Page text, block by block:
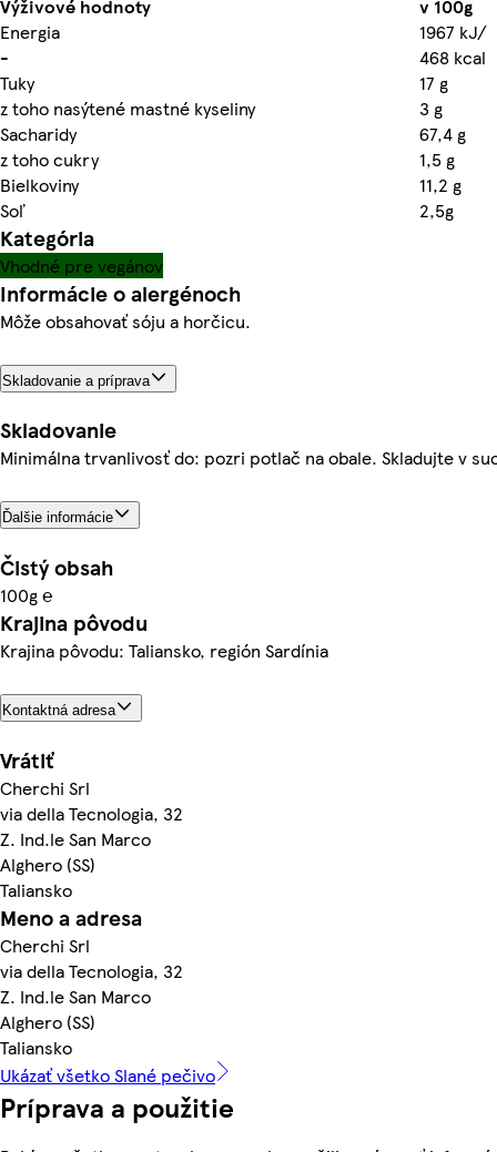
Výživové hodnoty
v 100g
Energia
1967 kJ/
-
468 kcal
Tuky
17 g
z toho nasýtené mastné kyseliny
3 g
Sacharidy
67,4 g
z toho cukry
1,5 g
Bielkoviny
11,2 g
Soľ
2,5g
Kategória
Vhodné pre vegánov
Informácie o alergénoch
Môže obsahovať sóju a horčicu.
Skladovanie a príprava
Skladovanie
Minimálna trvanlivosť do: pozri potlač na obale. Skladujte v
Ďalšie informácie
Čistý obsah
100g ℮
Krajina pôvodu
Krajina pôvodu: Taliansko, región Sardínia
Kontaktná adresa
Vrátiť
Cherchi Srl
via della Tecnologia, 32
Z. Ind.le San Marco
Alghero (SS)
Taliansko
Meno a adresa
Cherchi Srl
via della Tecnologia, 32
Z. Ind.le San Marco
Alghero (SS)
Taliansko
Ukázať všetko Slané pečivo
Príprava a použitie